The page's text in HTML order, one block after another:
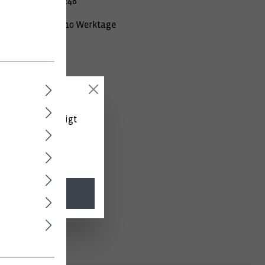
Lieferzeit ca. 10 Werktage
(netto) angezeigt